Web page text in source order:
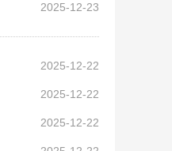
2025-12-23
2025-12-22
2025-12-22
2025-12-22